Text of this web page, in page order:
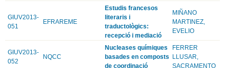
GIUV2013-
051
EFRAREME
Estudis francesos
literaris i
traductològics:
recepció i mediació
MIÑANO
MARTINEZ,
EVELIO
GIUV2013-
052
NQCC
Nucleases químiques
basades en composts
de coordinació
FERRER
LLUSAR,
SACRAMENTO